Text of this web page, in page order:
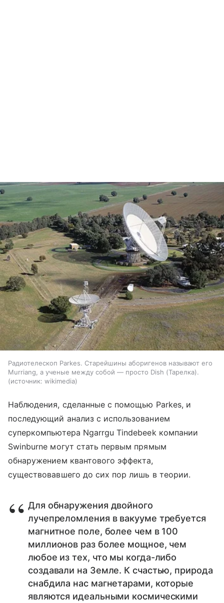
Радиотелескоп Parkes. Старейшины аборигенов называют его
Murriang, а ученые между собой — просто Dish (Тарелка).
источник: wikimedia
Наблюдения, сделанные с помощью Parkes, и
последующий анализ с использованием
суперкомпьютера Ngarrgu Tindebeek компании
Swinburne могут стать первым прямым
обнаружением квантового эффекта,
существовавшего до сих пор лишь в теории.
Для обнаружения двойного
лучепреломления в вакууме требуется
магнитное поле, более чем в 100
миллионов раз более мощное, чем
любое из тех, что мы когда-либо
создавали на Земле. К счастью, природа
снабдила нас магнетарами, которые
являются идеальными космическими